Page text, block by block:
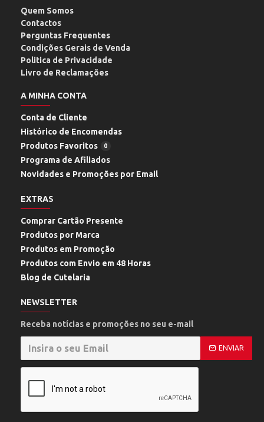
Quem Somos
Contactos
Perguntas Frequentes
Condições Gerais de Venda
Politica de Privacidade
Livro de Reclamações
A MINHA CONTA
Conta de Cliente
Histórico de Encomendas
Produtos Favoritos
0
Programa de Afiliados
Novidades e Promoções por Email
EXTRAS
Comprar Cartão Presente
Produtos por Marca
Produtos em Promoção
Produtos com Envio em 48 Horas
Blog de Cutelaria
NEWSLETTER
Receba notícias e promoções no seu e-mail
ENVIAR